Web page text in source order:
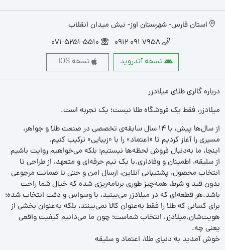
استان فارس- شهرستان اوز- نبش میدان انقلاب
7958 091 0912
071-5251-5510
نسخه آندروید
نسخه IOS
درباره گالری طلای میلادزر
میلادزر، فقط یک فروشگاه طلا نیست؛ یک تجربه‌ است.
از سال‌ها پیش، با ۱۴ سال سابقه‌ی تخصصی در صنعت طلا و جواهر،
مسیری را آغاز کردیم تا «اعتماد» را با «زیبایی» ترکیب کنیم.
اینجا، ما به‌دنبال فروش لحظه‌ها نیستیم؛ بلکه می‌خواهیم روایت باشیم
از سلیقه، اطمینان و وفاداری.با یک تیم حرفه‌ای و متعهد، از طراحی تا
انتخاب محصول، پشتیبانی آنلاین، ارسال امن و حتی تا ضمانت مرجوعی
بدون قید و شرط، همه‌چیز طوری برنامه‌ریزی شده که خیال شما راحت
باشد.هر قطعه‌ای که در میلادزر می‌بینید، با وسواس و دقت انتخاب شده؛
برای کسانی که طلا را فقط به‌عنوان کالا نمی‌بینند، بلکه به‌عنوان بخشی از
هویت‌شان.میلادزر، انتخاب شماست؛ چون ما می‌دانیم کیفیت واقعی
یعنی چه.
خوش آمدید به دنیای طلا، اعتماد و سلیقه